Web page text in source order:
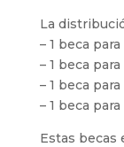
La
– 1 beca
– 1 beca
– 1 beca
– 1 beca
Estas becas